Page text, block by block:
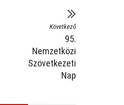
Következő
95.
Nemzetközi
Szövetkezeti
Nap